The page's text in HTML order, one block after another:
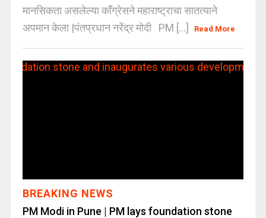
मानसिकता असलेल्या काँग्रेसने महाराष्ट्राचा सातत्याने
अपमान केला |पंतप्रधान नरेंद्र मोदी PM [...]
Read More
BREAKING NEWS
PM Modi in Pune | PM lays foundation stone